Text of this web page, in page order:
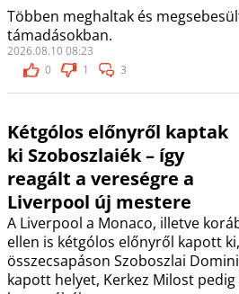
Többen meghaltak és
támadásokban.
2026.08.10 08:23
0
1 3
Kétgólos előnyről kaptak
ki Szoboszlaiék – így
reagált a vereségre a
Liverpool új mestere
A Liverpool a Monaco, illetve
ellen is kétgólos előnyről kapott
összecsapáson Szoboszlai
kapott helyet, Kerkez Milost